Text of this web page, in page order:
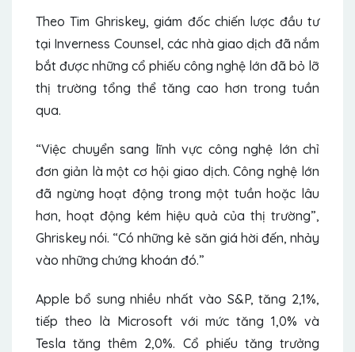
Theo Tim Ghriskey, giám đốc chiến lược đầu tư
tại Inverness Counsel, các nhà giao dịch đã nắm
bắt được những cổ phiếu công nghệ lớn đã bỏ lỡ
thị trường tổng thể tăng cao hơn trong tuần
qua.
“Việc chuyển sang lĩnh vực công nghệ lớn chỉ
đơn giản là một cơ hội giao dịch. Công nghệ lớn
đã ngừng hoạt động trong một tuần hoặc lâu
hơn, hoạt động kém hiệu quả của thị trường”,
Ghriskey nói. “Có những kẻ săn giá hời đến, nhảy
vào những chứng khoán đó.”
Apple bổ sung nhiều nhất vào S&P, tăng 2,1%,
tiếp theo là Microsoft với mức tăng 1,0% và
Tesla tăng thêm 2,0%. Cổ phiếu tăng trưởng